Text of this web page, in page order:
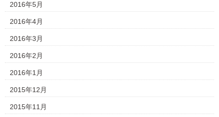
2016年5月
2016年4月
2016年3月
2016年2月
2016年1月
2015年12月
2015年11月